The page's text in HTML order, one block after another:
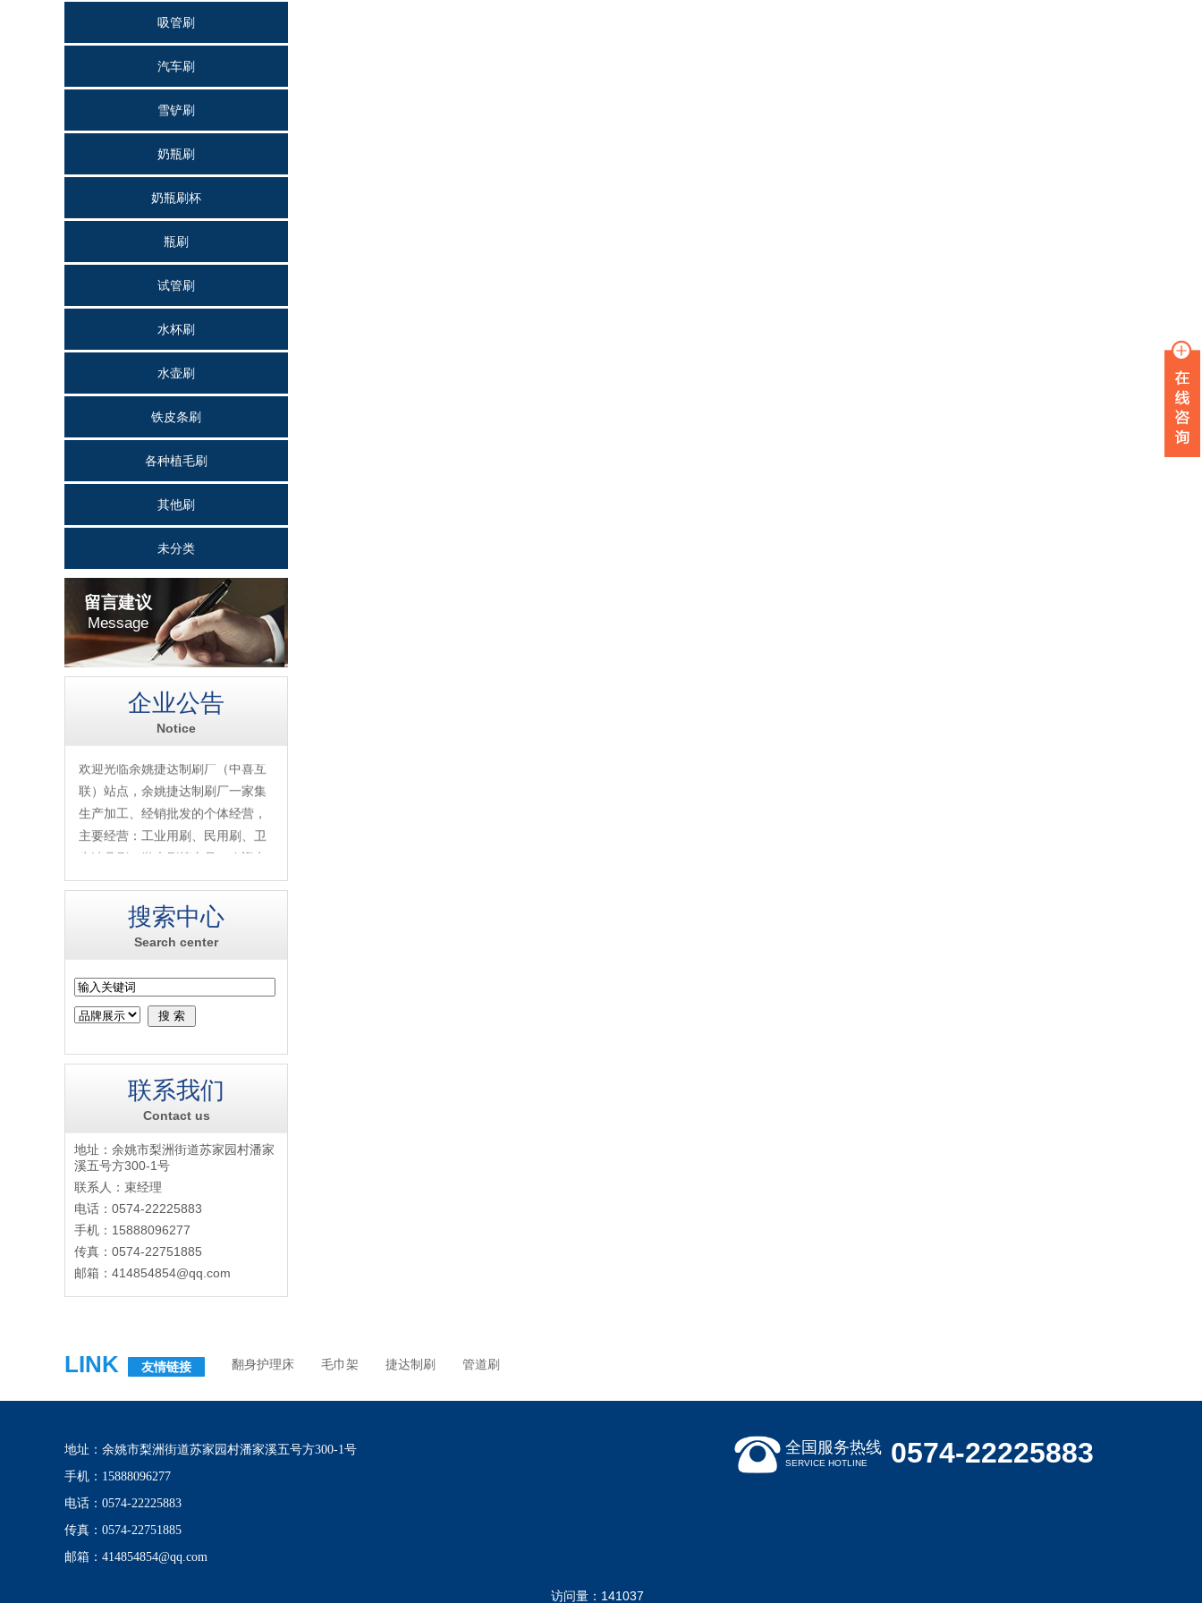
吸管刷
汽车刷
雪铲刷
奶瓶刷
奶瓶刷杯
瓶刷
试管刷
水杯刷
水壶刷
铁皮条刷
各种植毛刷
其他刷
未分类
留言建议
Message
企业公告
Notice
联）站点，余姚捷达制刷厂一家集
生产加工、经销批发的个体经营，
主要经营：工业用刷、民用刷、卫
生洁具刷、拋光刷等产品。欢迎电
88096277
搜索中心
Search center
联系我们
Contact us
地址：余姚市梨洲街道苏家园村潘家
溪五号方300-1号
联系人：束经理
电话：0574-22225883
手机：15888096277
传真：0574-22751885
邮箱：414854854@qq.com
LINK 友情链接 翻身护理床 毛巾架 捷达制刷 管道刷
0574-22225883
全国服务热线
SERVICE HOTLINE
地址：余姚市梨洲街道苏家园村潘家溪五号方300-1号
手机：15888096277
电话：0574-22225883
传真：0574-22751885
邮箱：414854854@qq.com
访问量：141037